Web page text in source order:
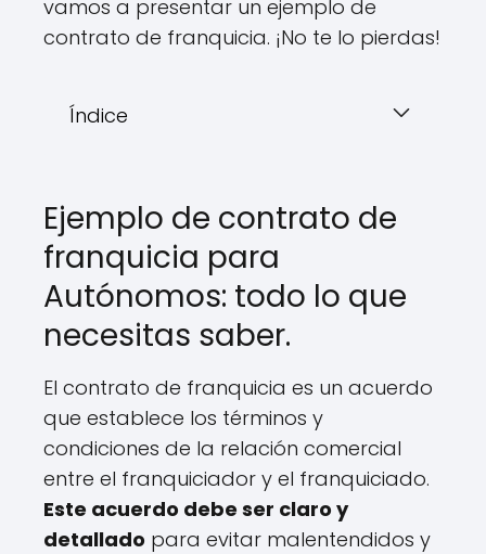
vamos a presentar un ejemplo de
contrato de franquicia. ¡No te lo pierdas!
Índice
Ejemplo de contrato de
franquicia para
Autónomos: todo lo que
necesitas saber.
El contrato de franquicia es un acuerdo
que establece los términos y
condiciones de la relación comercial
entre el franquiciador y el franquiciado.
Este acuerdo debe ser claro y
detallado para evitar malentendidos y